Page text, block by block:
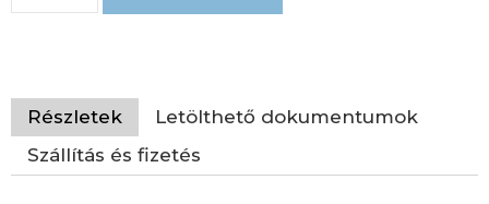
Részletek
Letölthető dokumentumok
Szállítás és fizetés